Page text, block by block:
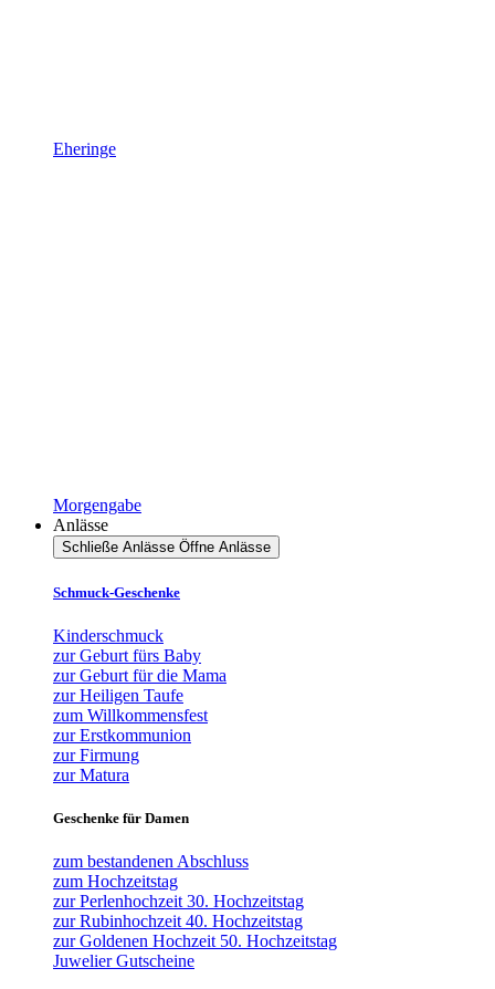
Eheringe
Morgengabe
Anlässe
Schließe Anlässe Öffne Anlässe
Schmuck-Geschenke
Kinderschmuck
zur Geburt fürs Baby
zur Geburt für die Mama
zur Heiligen Taufe
zum Willkommensfest
zur Erstkommunion
zur Firmung
zur Matura
Geschenke für Damen
zum bestandenen Abschluss
zum Hochzeitstag
zur Perlenhochzeit 30. Hochzeitstag
zur Rubinhochzeit 40. Hochzeitstag
zur Goldenen Hochzeit 50. Hochzeitstag
Juwelier Gutscheine